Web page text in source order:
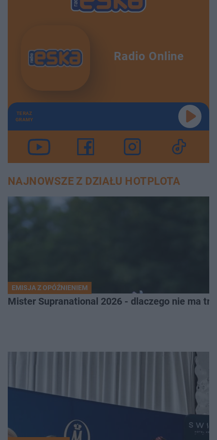
Radio Online
TERAZ
GRAMY
NAJNOWSZE Z DZIAŁU HOTPLOTA
EMISJA Z OPÓŹNIENIEM
Mister Supranational 2026 - dlaczego nie ma